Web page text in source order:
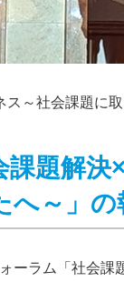
ス～社会課題に
課題解
へ～」の
ーラム「社会